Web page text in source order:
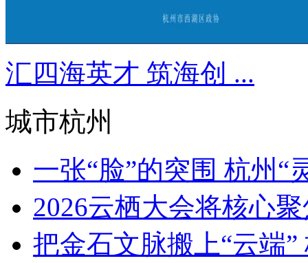
汇四海英才 筑海创 ...
城市杭州
一张“脸”的突围 杭州“
2026云栖大会将核心
把金石文脉搬上“云端